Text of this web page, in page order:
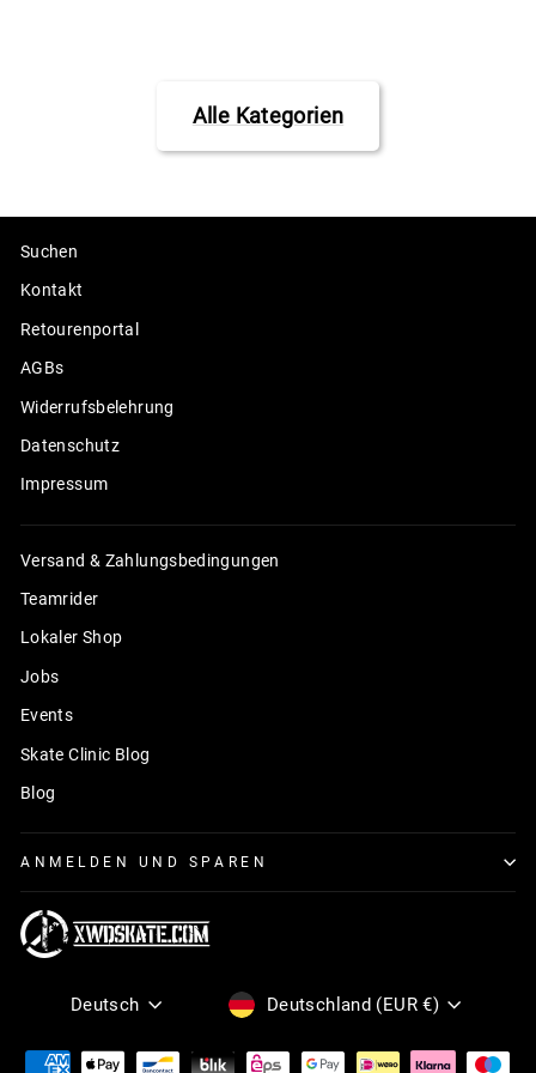
Alle Kategorien
Suchen
Kontakt
Retourenportal
AGBs
Widerrufsbelehrung
Datenschutz
Impressum
Versand & Zahlungsbedingungen
Teamrider
Lokaler Shop
Jobs
Events
Skate Clinic Blog
Blog
ANMELDEN UND SPAREN
Sprache
Deutsch Währung
Deutschland (EUR €)